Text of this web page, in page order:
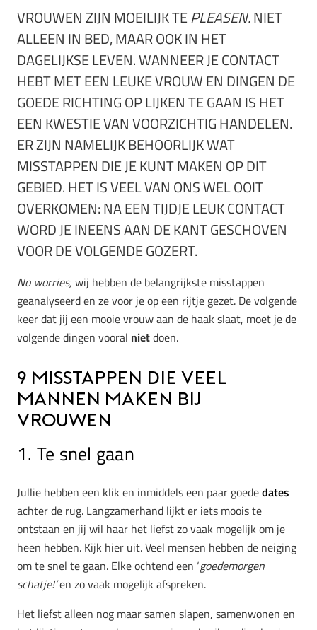
VROUWEN ZIJN MOEILIJK TEPLEASEN.NIET
ALLEEN IN BED, MAAR OOK IN HET
DAGELIJKSE LEVEN. WANNEER JE CONTACT
HEBT MET EEN LEUKE VROUW EN DINGEN DE
GOEDE RICHTING OP LIJKEN TE GAAN IS HET
EEN KWESTIE VAN VOORZICHTIG HANDELEN.
ER ZIJN NAMELIJK BEHOORLIJK WAT
MISSTAPPEN DIE JE KUNT MAKEN OP DIT
GEBIED. HET IS VEEL VAN ONS WEL OOIT
OVERKOMEN: NA EEN TIJDJE LEUK CONTACT
WORD JE INEENS AAN DE KANT GESCHOVEN
VOOR DE VOLGENDE GOZERT.
No worries, wij hebben de belangrijkste misstappen
geanalyseerd en ze voor je op een rijtje gezet. De volgende
keer dat jij een mooie vrouw aan de haak slaat, moet je de
volgende dingen vooral nietdoen.
9 misstappen die veel
mannen maken bij
vrouwen
1. Te snel gaan
Jullie hebben een klik en inmiddels een paar goededates
achter de rug. Langzamerhand lijkt er iets moois te
ontstaan en jij wil haar het liefst zo vaak mogelijk om je
heen hebben. Kijk hier uit. Veel mensen hebben de neiging
om te snel te gaan. Elke ochtend een ‘goedemorgen
schatje!’en zo vaak mogelijk afspreken.
Het liefst alleen nog maar samen slapen, samenwonen en